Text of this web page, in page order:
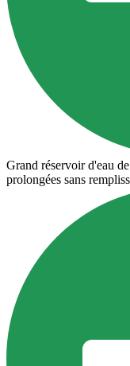
Grand réservoir d'eau
prolongées sans